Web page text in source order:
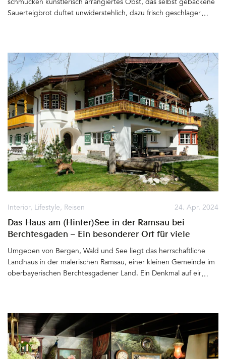
schmücken künstlerisch arrangiertes Obst, das selbst gebackene
Sauerteigbrot duftet unwiderstehlich, dazu frisch geschlagene
zum coolen Loft umgebauten ehemaligen Tenne – Willkommen
zum Frühstück bei Nicole Komaritzan&hellip
24. Apr. 2024
Interior, Lifestyle, Reisen
Das Haus am (Hinter)See in der Ramsau bei
Berchtesgaden – Ein besonderer Ort für viele
Anlässe
Umgeben von Bergen, Wald und See liegt das herrschaftliche
Landhaus in der malerischen Ramsau, einer kleinen Gemeinde im
oberbayerischen Berchtesgadener Land. Ein Denkmal auf einer
eingerichtet seine Gäste herzlich willkommen heißt. Wer sich für
Architektur, Design und Kunst interessiert, die Natur genießen
möchte, eine Foto- und Filmlocation oder einen Ort für die
perfekte Hochzeit, Business-Runde, Familienfeier, Lesung oder